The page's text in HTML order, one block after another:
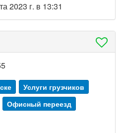
2023 г. в 13:31
Услуги грузчиков
Офисный переезд